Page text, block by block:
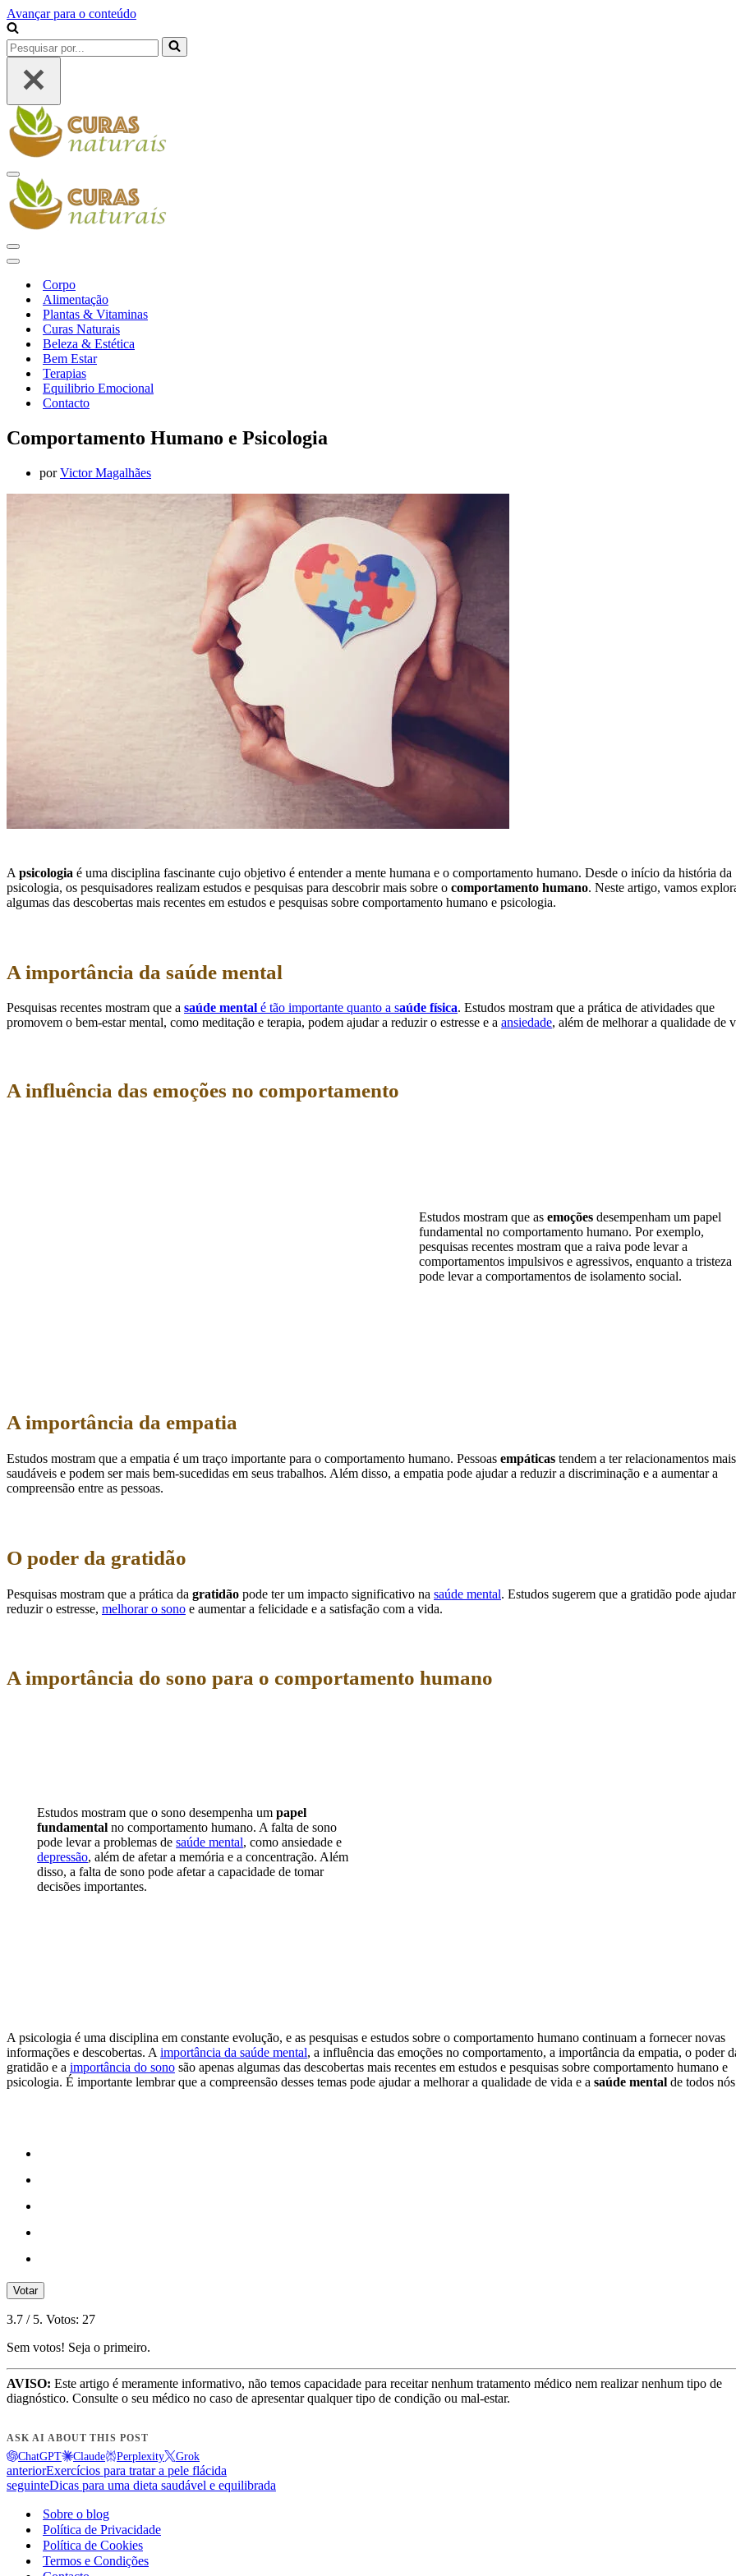
Avançar para o conteúdo
Pesquisar
por...
Menu
de
navegação
Menu
de
Menu
navegação
Corpo
Alimentação
Plantas & Vitaminas
Curas Naturais
Beleza & Estética
Bem Estar
Terapias
Equilibrio Emocional
Contacto
Comportamento Humano e Psicologia
porVictor Magalhães
A psicologia é uma disciplina fascinante cujo objetivo é entender a mente humana e o comportamento humano. Desde o início da história da
psicologia, os pesquisadores realizam estudos e pesquisas para descobrir mais sobre o comportamento humano. Neste artigo, vamos
algumas das descobertas mais recentes em estudos e pesquisas sobre comportamento humano e psicologia.
A importância da saúde mental
Pesquisas recentes mostram que a saúde mental é tão importante quanto a saúde física. Estudos mostram que a prática de atividades que
promovem o bem-estar mental, como meditação e terapia, podem ajudar a reduzir o estresse e a ansiedade, além de melhorar a qualidade de
A influência das emoções no comportamento
Estudos mostram que as emoçõesdesempenham um papel
fundamental no comportamento humano. Por exemplo,
pesquisas recentes mostram que a raiva pode levar a
comportamentos impulsivos e agressivos, enquanto a tristeza
pode levar a comportamentos de isolamento social.
A importância da empatia
Estudos mostram que a empatia é um traço importante para o comportamento humano. Pessoas empáticas tendem a ter relacionamentos mais
saudáveis e podem ser mais bem-sucedidas em seus trabalhos. Além disso, a empatia pode ajudar a reduzir a discriminação e a aumentar a
compreensão entre as pessoas.
O poder da gratidão
Pesquisas mostram que a prática da gratidão pode ter um impacto significativo na saúde mental. Estudos sugerem que a gratidão pode
reduzir o estresse, melhorar o sono e aumentar a felicidade e a satisfação com a vida.
A importância do sono para o comportamento humano
Estudos mostram que o sono desempenha umpapel
fundamental no comportamento humano. A falta de sono
pode levar a problemas desaúde mental, como ansiedade e
depressão, além de afetar a memória e a concentração. Além
disso, a falta de sono pode afetar a capacidade de tomar
decisões importantes.
A psicologia é uma disciplina em constante evolução, e as pesquisas e estudos sobre o comportamento humano continuam a fornecer novas
informações e descobertas. A importância da saúde mental, a influência das emoções no comportamento, a importância da empatia, o poder
gratidão e a importância do sono são apenas algumas das descobertas mais recentes em estudos e pesquisas sobre comportamento humano e
psicologia. É importante lembrar que a compreensão desses temas pode ajudar a melhorar a qualidade de vida e a saúde mental de todos
Votar
3.7 / 5. Votos: 27
Sem votos! Seja o primeiro.
AVISO: Este artigo é meramente informativo, não temos capacidade para receitar nenhum tratamento médico nem realizar nenhum tipo de
diagnóstico. Consulte o seu médico no caso de apresentar qualquer tipo de condição ou mal-estar.
ASK AI ABOUT THIS POST
ChatGPT Claude Perplexity Grok
anteriorExercícios para tratar a pele flácida
seguinteDicas para uma dieta saudável e equilibrada
Sobre o blog
Política de Privacidade
Política de Cookies
Termos e Condições